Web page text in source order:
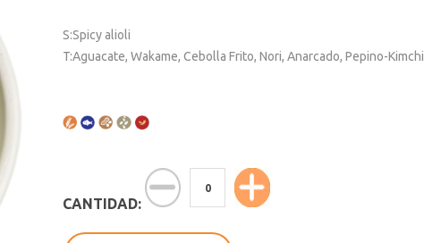
S:Spicy alioli
T:Aguacate, Wakame, Cebolla Frito, Nori, Anarcado, Pepino-Kimchi
CANTIDAD: